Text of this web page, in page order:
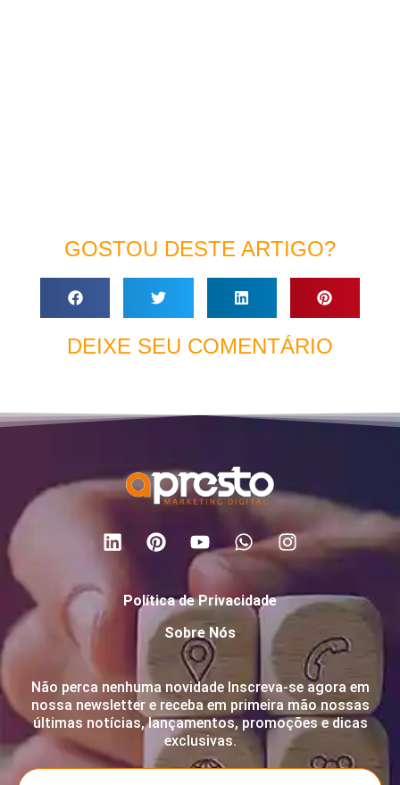
GOSTOU DESTE ARTIGO?
DEIXE SEU COMENTÁRIO
Política de Privacidade
Sobre Nós
Não perca nenhuma novidade Inscreva-se agora em
nossa newsletter e receba em primeira mão nossas
últimas notícias, lançamentos, promoções e dicas
exclusivas.